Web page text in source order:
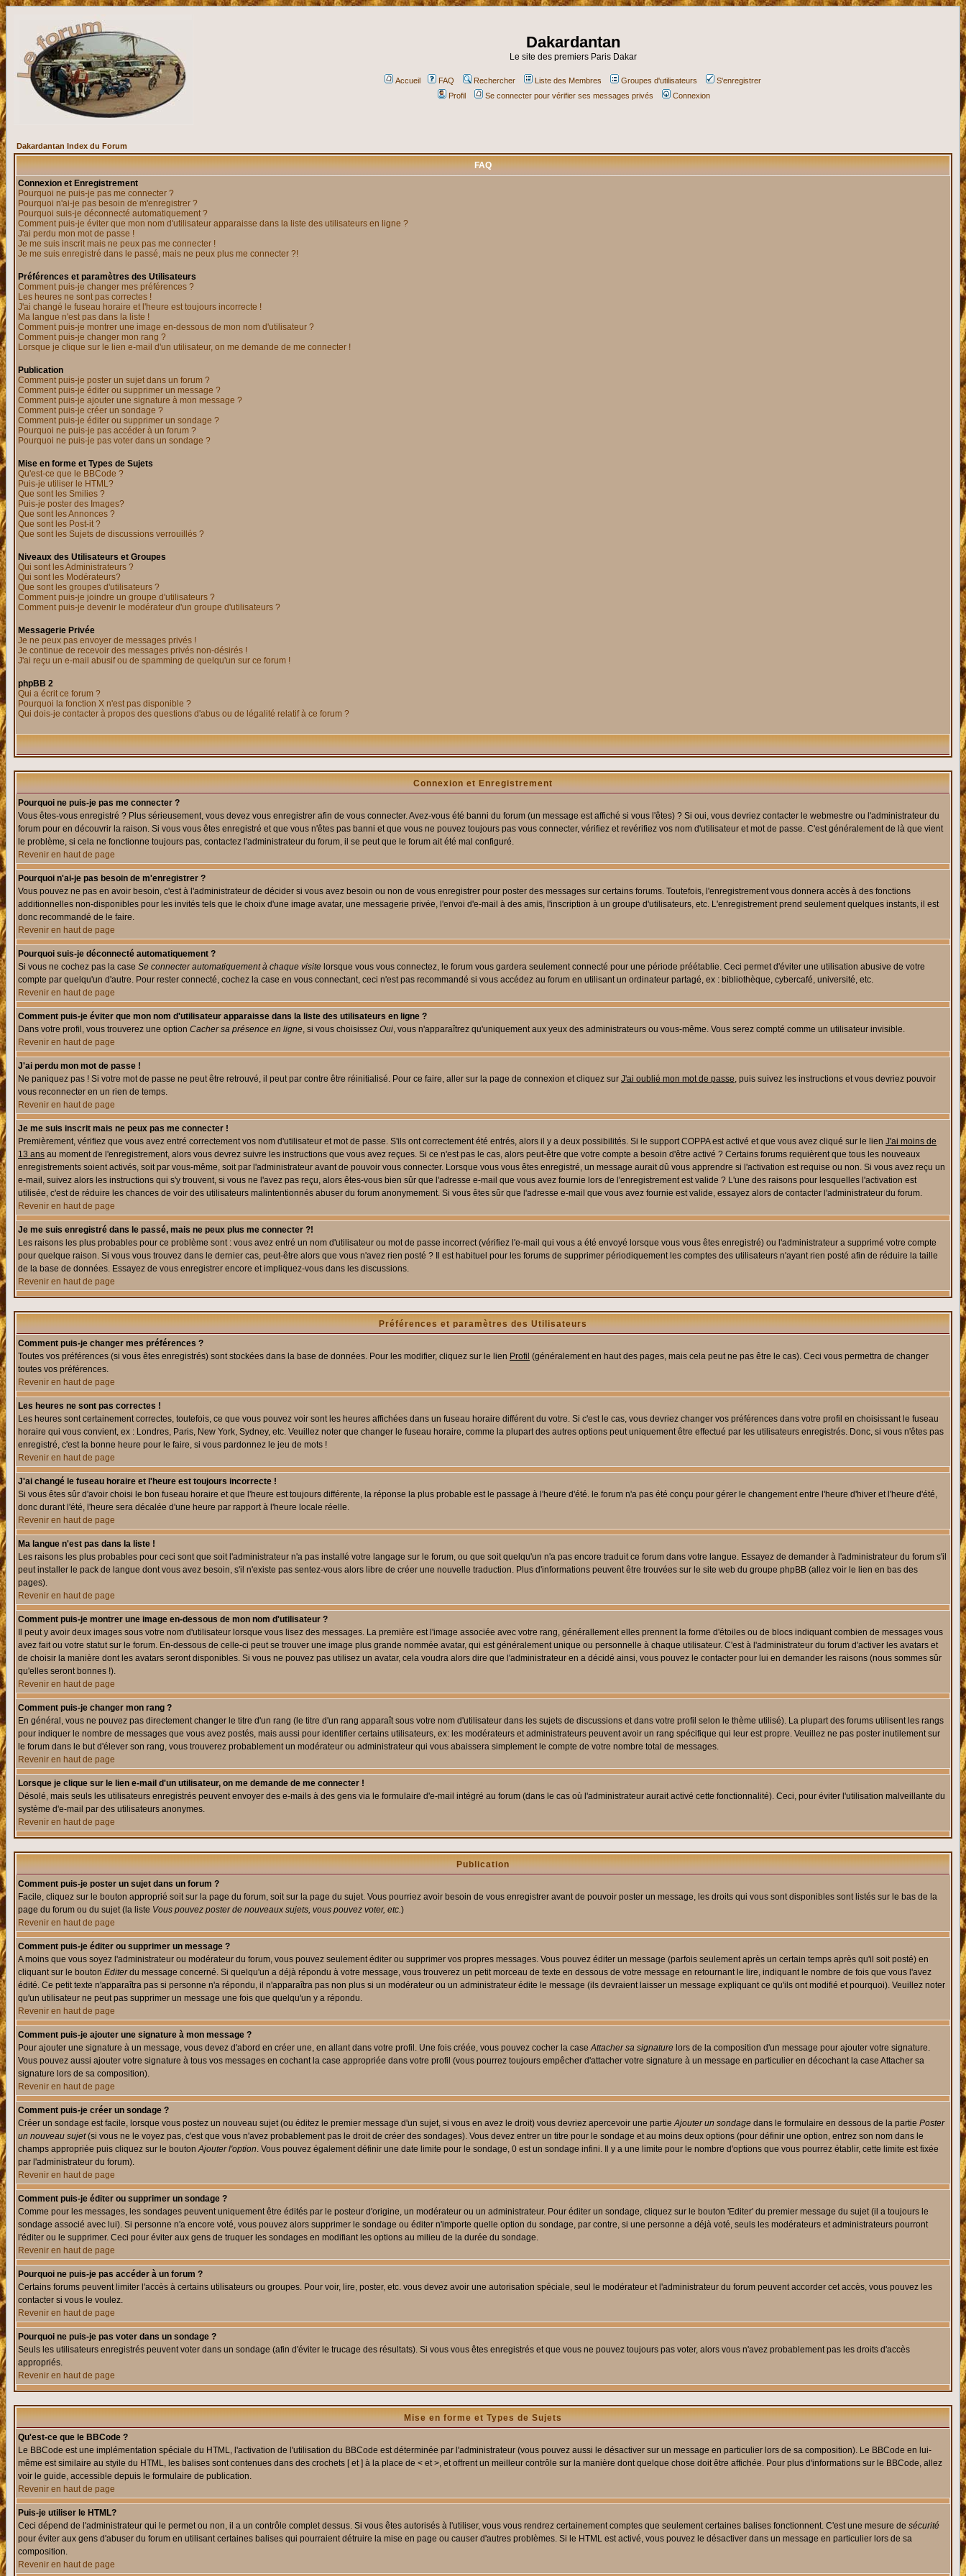
Dakardantan
Le site des premiers Paris Dakar
Accueil FAQ Rechercher Liste des Membres Groupes d'utilisateurs
S'enregistrer
Profil
Se connecter pour vérifier ses messages privés Connexion
Dakardantan Index du Forum
FAQ
Connexion et Enregistrement
Pourquoi ne puis-je pas me connecter ?
Pourquoi n'ai-je pas besoin de m'enregistrer ?
Pourquoi suis-je déconnecté automatiquement ?
Comment puis-je éviter que mon nom d'utilisateur apparaisse dans la liste des utilisateurs en ligne ?
J'ai perdu mon mot de passe !
Je me suis inscrit mais ne peux pas me connecter !
Je me suis enregistré dans le passé, mais ne peux plus me connecter ?!
Préférences et paramètres des Utilisateurs
Comment puis-je changer mes préférences ?
Les heures ne sont pas correctes !
J'ai changé le fuseau horaire et l'heure est toujours incorrecte !
Ma langue n'est pas dans la liste !
Comment puis-je montrer une image en-dessous de mon nom d'utilisateur ?
Comment puis-je changer mon rang ?
Lorsque je clique sur le lien e-mail d'un utilisateur, on me demande de me connecter !
Publication
Comment puis-je poster un sujet dans un forum ?
Comment puis-je éditer ou supprimer un message ?
Comment puis-je ajouter une signature à mon message ?
Comment puis-je créer un sondage ?
Comment puis-je éditer ou supprimer un sondage ?
Pourquoi ne puis-je pas accéder à un forum ?
Pourquoi ne puis-je pas voter dans un sondage ?
Mise en forme et Types de Sujets
Qu'est-ce que le BBCode ?
Puis-je utiliser le HTML?
Que sont les Smilies ?
Puis-je poster des Images?
Que sont les Annonces ?
Que sont les Post-it ?
Que sont les Sujets de discussions verrouillés ?
Niveaux des Utilisateurs et Groupes
Qui sont les Administrateurs ?
Qui sont les Modérateurs?
Que sont les groupes d'utilisateurs ?
Comment puis-je joindre un groupe d'utilisateurs ?
Comment puis-je devenir le modérateur d'un groupe d'utilisateurs ?
Messagerie Privée
Je ne peux pas envoyer de messages privés !
Je continue de recevoir des messages privés non-désirés !
J'ai reçu un e-mail abusif ou de spamming de quelqu'un sur ce forum !
phpBB 2
Qui a écrit ce forum ?
Pourquoi la fonction X n'est pas disponible ?
Qui dois-je contacter à propos des questions d'abus ou de légalité relatif à ce forum ?
Connexion et Enregistrement
Pourquoi ne puis-je pas me connecter ?
Vous êtes-vous enregistré ? Plus sérieusement, vous devez vous enregistrer afin de vous connecter. Avez-vous été banni du forum (un message est affiché si vous l'êtes) ? Si oui, vous devriez contacter le webmestre ou l'administrateur du
forum pour en découvrir la raison. Si vous vous êtes enregistré et que vous n'êtes pas banni et que vous ne pouvez toujours pas vous connecter, vérifiez et revérifiez vos nom d'utilisateur et mot de passe. C'est généralement de là que vient
le problème, si cela ne fonctionne toujours pas, contactez l'administrateur du forum, il se peut que le forum ait été mal configuré.
Revenir en haut de page
Pourquoi n'ai-je pas besoin de m'enregistrer ?
Vous pouvez ne pas en avoir besoin, c'est à l'administrateur de décider si vous avez besoin ou non de vous enregistrer pour poster des messages sur certains forums. Toutefois, l'enregistrement vous donnera accès à des fonctions
additionnelles non-disponibles pour les invités tels que le choix d'une image avatar, une messagerie privée, l'envoi d'e-mail à des amis, l'inscription à un groupe d'utilisateurs, etc. L'enregistrement prend seulement quelques instants, il est
donc recommandé de le faire.
Revenir en haut de page
Pourquoi suis-je déconnecté automatiquement ?
Si vous ne cochez pas la case Se connecter automatiquement à chaque visite lorsque vous vous connectez, le forum vous gardera seulement connecté pour une période préétablie. Ceci permet d'éviter une utilisation abusive de votre
compte par quelqu'un d'autre. Pour rester connecté, cochez la case en vous connectant, ceci n'est pas recommandé si vous accédez au forum en utilisant un ordinateur partagé, ex : bibliothèque, cybercafé, université, etc.
Revenir en haut de page
Comment puis-je éviter que mon nom d'utilisateur apparaisse dans la liste des utilisateurs en ligne ?
Dans votre profil, vous trouverez une option Cacher sa présence en ligne, si vous choisissez Oui, vous n'apparaîtrez qu'uniquement aux yeux des administrateurs ou vous-même. Vous serez compté comme un utilisateur invisible.
Revenir en haut de page
J'ai perdu mon mot de passe !
Ne paniquez pas ! Si votre mot de passe ne peut être retrouvé, il peut par contre être réinitialisé. Pour ce faire, aller sur la page de connexion et cliquez sur J'ai oublié mon mot de passe, puis suivez les instructions et vous devriez pouvoir
vous reconnecter en un rien de temps.
Revenir en haut de page
Je me suis inscrit mais ne peux pas me connecter !
Premièrement, vérifiez que vous avez entré correctement vos nom d'utilisateur et mot de passe. S'ils ont correctement été entrés, alors il y a deux possibilités. Si le support COPPA est activé et que vous avez cliqué sur le lien J'ai moins de
13 ans au moment de l'enregistrement, alors vous devrez suivre les instructions que vous avez reçues. Si ce n'est pas le cas, alors peut-être que votre compte a besoin d'être activé ? Certains forums requièrent que tous les nouveaux
enregistrements soient activés, soit par vous-même, soit par l'administrateur avant de pouvoir vous connecter. Lorsque vous vous êtes enregistré, un message aurait dû vous apprendre si l'activation est requise ou non. Si vous avez reçu un
e-mail, suivez alors les instructions qui s'y trouvent, si vous ne l'avez pas reçu, alors êtes-vous bien sûr que l'adresse e-mail que vous avez fournie lors de l'enregistrement est valide ? L'une des raisons pour lesquelles l'activation est
utilisée, c'est de réduire les chances de voir des utilisateurs malintentionnés abuser du forum anonymement. Si vous êtes sûr que l'adresse e-mail que vous avez fournie est valide, essayez alors de contacter l'administrateur du forum.
Revenir en haut de page
Je me suis enregistré dans le passé, mais ne peux plus me connecter ?!
Les raisons les plus probables pour ce problème sont : vous avez entré un nom d'utilisateur ou mot de passe incorrect (vérifiez l'e-mail qui vous a été envoyé lorsque vous vous êtes enregistré) ou l'administrateur a supprimé votre compte
pour quelque raison. Si vous vous trouvez dans le dernier cas, peut-être alors que vous n'avez rien posté ? Il est habituel pour les forums de supprimer périodiquement les comptes des utilisateurs n'ayant rien posté afin de réduire la taille
de la base de données. Essayez de vous enregistrer encore et impliquez-vous dans les discussions.
Revenir en haut de page
Préférences et paramètres des Utilisateurs
Comment puis-je changer mes préférences ?
Toutes vos préférences (si vous êtes enregistrés) sont stockées dans la base de données. Pour les modifier, cliquez sur le lien Profil (généralement en haut des pages, mais cela peut ne pas être le cas). Ceci vous permettra de changer
toutes vos préférences.
Revenir en haut de page
Les heures ne sont pas correctes !
Les heures sont certainement correctes, toutefois, ce que vous pouvez voir sont les heures affichées dans un fuseau horaire différent du votre. Si c'est le cas, vous devriez changer vos préférences dans votre profil en choisissant le fuseau
horaire qui vous convient, ex : Londres, Paris, New York, Sydney, etc. Veuillez noter que changer le fuseau horaire, comme la plupart des autres options peut uniquement être effectué par les utilisateurs enregistrés. Donc, si vous n'êtes pas
enregistré, c'est la bonne heure pour le faire, si vous pardonnez le jeu de mots !
Revenir en haut de page
J'ai changé le fuseau horaire et l'heure est toujours incorrecte !
Si vous êtes sûr d'avoir choisi le bon fuseau horaire et que l'heure est toujours différente, la réponse la plus probable est le passage à l'heure d'été. le forum n'a pas été conçu pour gérer le changement entre l'heure d'hiver et l'heure d'été,
donc durant l'été, l'heure sera décalée d'une heure par rapport à l'heure locale réelle.
Revenir en haut de page
Ma langue n'est pas dans la liste !
Les raisons les plus probables pour ceci sont que soit l'administrateur n'a pas installé votre langage sur le forum, ou que soit quelqu'un n'a pas encore traduit ce forum dans votre langue. Essayez de demander à l'administrateur du forum s'il
peut installer le pack de langue dont vous avez besoin, s'il n'existe pas sentez-vous alors libre de créer une nouvelle traduction. Plus d'informations peuvent être trouvées sur le site web du groupe phpBB (allez voir le lien en bas des
pages).
Revenir en haut de page
Comment puis-je montrer une image en-dessous de mon nom d'utilisateur ?
Il peut y avoir deux images sous votre nom d'utilisateur lorsque vous lisez des messages. La première est l'image associée avec votre rang, générallement elles prennent la forme d'étoiles ou de blocs indiquant combien de messages vous
avez fait ou votre statut sur le forum. En-dessous de celle-ci peut se trouver une image plus grande nommée avatar, qui est généralement unique ou personnelle à chaque utilisateur. C'est à l'administrateur du forum d'activer les avatars et
de choisir la manière dont les avatars seront disponibles. Si vous ne pouvez pas utilisez un avatar, cela voudra alors dire que l'administrateur en a décidé ainsi, vous pouvez le contacter pour lui en demander les raisons (nous sommes sûr
qu'elles seront bonnes !).
Revenir en haut de page
Comment puis-je changer mon rang ?
En général, vous ne pouvez pas directement changer le titre d'un rang (le titre d'un rang apparaît sous votre nom d'utilisateur dans les sujets de discussions et dans votre profil selon le thème utilisé). La plupart des forums utilisent les rangs
pour indiquer le nombre de messages que vous avez postés, mais aussi pour identifier certains utilisateurs, ex: les modérateurs et administrateurs peuvent avoir un rang spécifique qui leur est propre. Veuillez ne pas poster inutilement sur
le forum dans le but d'élever son rang, vous trouverez probablement un modérateur ou administrateur qui vous abaissera simplement le compte de votre nombre total de messages.
Revenir en haut de page
Lorsque je clique sur le lien e-mail d'un utilisateur, on me demande de me connecter !
Désolé, mais seuls les utilisateurs enregistrés peuvent envoyer des e-mails à des gens via le formulaire d'e-mail intégré au forum (dans le cas où l'administrateur aurait activé cette fonctionnalité). Ceci, pour éviter l'utilisation malveillante du
système d'e-mail par des utilisateurs anonymes.
Revenir en haut de page
Publication
Comment puis-je poster un sujet dans un forum ?
Facile, cliquez sur le bouton approprié soit sur la page du forum, soit sur la page du sujet. Vous pourriez avoir besoin de vous enregistrer avant de pouvoir poster un message, les droits qui vous sont disponibles sont listés sur le bas de la
page du forum ou du sujet (la liste Vous pouvez poster de nouveaux sujets, vous pouvez voter, etc.)
Revenir en haut de page
Comment puis-je éditer ou supprimer un message ?
A moins que vous soyez l'administrateur ou modérateur du forum, vous pouvez seulement éditer ou supprimer vos propres messages. Vous pouvez éditer un message (parfois seulement après un certain temps après qu'il soit posté) en
cliquant sur le bouton Editerdu message concerné. Si quelqu'un a déjà répondu à votre message, vous trouverez un petit morceau de texte en dessous de votre message en retournant le lire, indiquant le nombre de fois que vous l'avez
édité. Ce petit texte n'apparaîtra pas si personne n'a répondu, il n'apparaîtra pas non plus si un modérateur ou un administrateur édite le message (ils devraient laisser un message expliquant ce qu'ils ont modifié et pourquoi). Veuillez noter
qu'un utilisateur ne peut pas supprimer un message une fois que quelqu'un y a répondu.
Revenir en haut de page
Comment puis-je ajouter une signature à mon message ?
Pour ajouter une signature à un message, vous devez d'abord en créer une, en allant dans votre profil. Une fois créée, vous pouvez cocher la caseAttacher sa signature lors de la composition d'un message pour ajouter votre signature.
Vous pouvez aussi ajouter votre signature à tous vos messages en cochant la case appropriée dans votre profil (vous pourrez toujours empêcher d'attacher votre signature à un message en particulier en décochant la case Attacher sa
signature lors de sa composition).
Revenir en haut de page
Comment puis-je créer un sondage ?
Créer un sondage est facile, lorsque vous postez un nouveau sujet (ou éditez le premier message d'un sujet, si vous en avez le droit) vous devriez apercevoir une partieAjouter un sondage dans le formulaire en dessous de la partie Poster
un nouveau sujet(si vous ne le voyez pas, c'est que vous n'avez probablement pas le droit de créer des sondages). Vous devez entrer un titre pour le sondage et au moins deux options (pour définir une option, entrez son nom dans le
champs appropriée puis cliquez sur le boutonAjouter l'option. Vous pouvez également définir une date limite pour le sondage, 0 est un sondage infini. Il y a une limite pour le nombre d'options que vous pourrez établir, cette limite est fixée
par l'administrateur du forum).
Revenir en haut de page
Comment puis-je éditer ou supprimer un sondage ?
Comme pour les messages, les sondages peuvent uniquement être édités par le posteur d'origine, un modérateur ou un administrateur. Pour éditer un sondage, cliquez sur le bouton 'Editer' du premier message du sujet (il a toujours le
sondage associé avec lui). Si personne n'a encore voté, vous pouvez alors supprimer le sondage ou éditer n'importe quelle option du sondage, par contre, si une personne a déjà voté, seuls les modérateurs et administrateurs pourront
l'éditer ou le supprimer. Ceci pour éviter aux gens de truquer les sondages en modifiant les options au milieu de la durée du sondage.
Revenir en haut de page
Pourquoi ne puis-je pas accéder à un forum ?
Certains forums peuvent limiter l'accès à certains utilisateurs ou groupes. Pour voir, lire, poster, etc. vous devez avoir une autorisation spéciale, seul le modérateur et l'administrateur du forum peuvent accorder cet accès, vous pouvez les
contacter si vous le voulez.
Revenir en haut de page
Pourquoi ne puis-je pas voter dans un sondage ?
Seuls les utilisateurs enregistrés peuvent voter dans un sondage (afin d'éviter le trucage des résultats). Si vous vous êtes enregistrés et que vous ne pouvez toujours pas voter, alors vous n'avez probablement pas les droits d'accès
appropriés.
Revenir en haut de page
Mise en forme et Types de Sujets
Qu'est-ce que le BBCode ?
Le BBCode est une implémentation spéciale du HTML, l'activation de l'utilisation du BBCode est déterminée par l'administrateur (vous pouvez aussi le désactiver sur un message en particulier lors de sa composition). Le BBCode en lui-
même est similaire au styile du HTML, les balises sont contenues dans des crochets [ et ] à la place de < et >, et offrent un meilleur contrôle sur la manière dont quelque chose doit être affichée. Pour plus d'informations sur le BBCode, allez
voir le guide, accessible depuis le formulaire de publication.
Revenir en haut de page
Puis-je utiliser le HTML?
Ceci dépend de l'administrateur qui le permet ou non, il a un contrôle complet dessus. Si vous êtes autorisés à l'utiliser, vous vous rendrez certainement comptes que seulement certaines balises fonctionnent. C'est une mesure de sécurité
pour éviter aux gens d'abuser du forum en utilisant certaines balises qui pourraient détruire la mise en page ou causer d'autres problèmes. Si le HTML est activé, vous pouvez le désactiver dans un message en particulier lors de sa
composition.
Revenir en haut de page